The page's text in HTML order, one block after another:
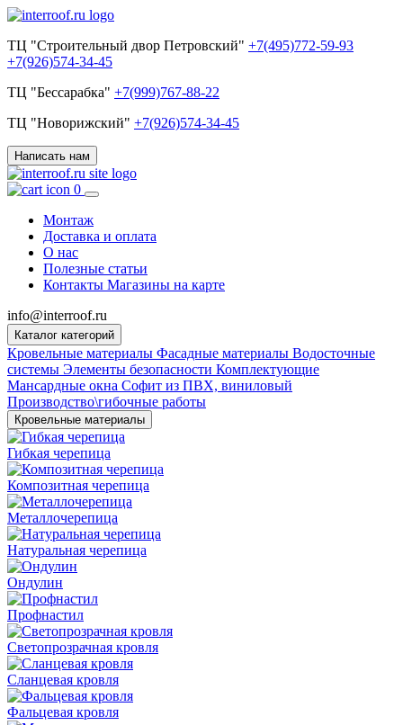
ТЦ "Строительный двор Петровский" +7(495)772-59-93
+7(926)574-34-45
ТЦ "Бессарабка" +7(999)767-88-22
ТЦ "Новорижский" +7(926)574-34-45
Написать нам
0
Монтаж
Доставка и оплата
О нас
Полезные статьи
Контакты Магазины на карте
info@interroof.ru
Каталог категорий
Кровельные материалы Фасадные материалы Водосточные
системы Элементы безопасности Комплектующие
Мансардные окна Софит из ПВХ, виниловый
Производство\гибочные работы
Кровельные материалы
Гибкая черепица
Композитная черепица
Металлочерепица
Натуральная черепица
Ондулин
Профнастил
Светопрозрачная кровля
Сланцевая кровля
Фальцевая кровля